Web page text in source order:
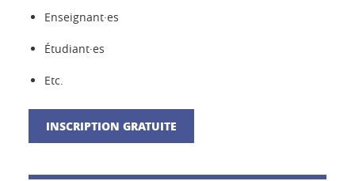
Enseignant·es
Étudiant·es
Etc.
INSCRIPTION GRATUITE